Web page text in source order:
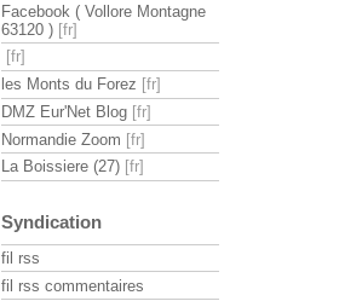
Facebook ( Vollore Montagne
63120 )
les Monts du Forez
DMZ Eur'Net Blog
Normandie Zoom
La Boissiere (27)
Syndication
fil rss
fil rss commentaires